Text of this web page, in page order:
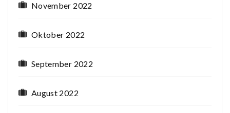
November 2022
Oktober 2022
September 2022
August 2022